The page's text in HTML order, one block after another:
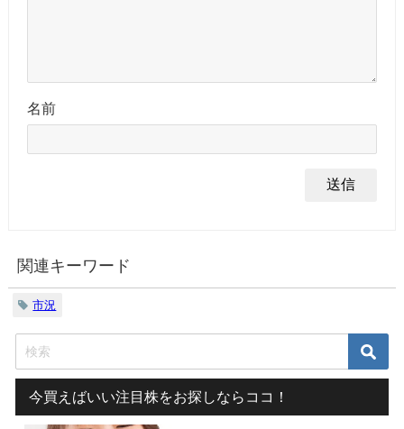
名前
関連キーワード
市況
今買えばいい注目株をお探しならココ！